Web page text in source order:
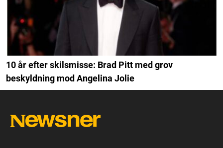
10 år efter skilsmisse: Brad Pitt med grov
beskyldning mod Angelina Jolie